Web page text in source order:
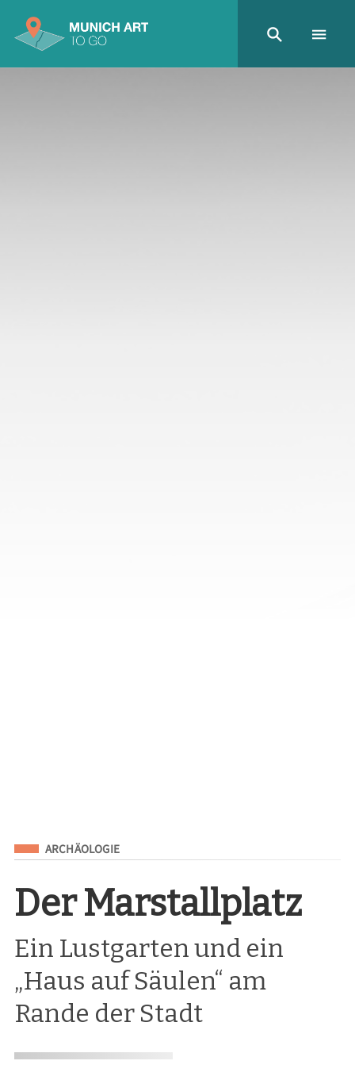
Eingeordnet unter
ARCHÄOLOGIE
Der Marstallplatz
Ein Lustgarten und ein
„Haus auf Säulen“ am
Rande der Stadt